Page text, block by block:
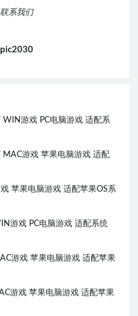
联系我们
游戏 PC电脑游戏 适配系
游戏 苹果电脑游戏 适配
苹果电脑游戏 适配苹果OS系
游戏 PC电脑游戏 适配系统
游戏 苹果电脑游戏 适配苹果
游戏 苹果电脑游戏 适配苹果